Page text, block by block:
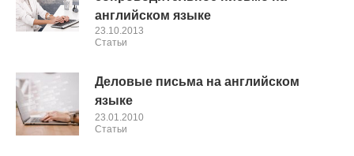
английском языке
23.10.2013
Cтатьи
Деловые письма на английском
языке
23.01.2010
Cтатьи